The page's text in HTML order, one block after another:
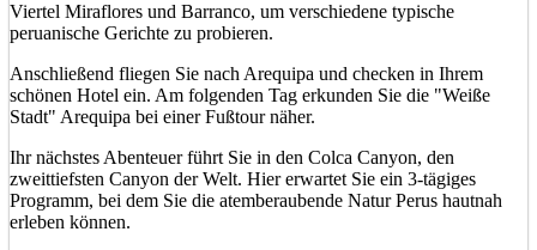
Viertel Miraflores und Barranco, um verschiedene typische
peruanische Gerichte zu probieren.
Anschließend fliegen Sie nach Arequipa und checken in Ihrem
schönen Hotel ein. Am folgenden Tag erkunden Sie die "Weiße
Stadt" Arequipa bei einer Fußtour näher.
Ihr nächstes Abenteuer führt Sie in den Colca Canyon, den
zweittiefsten Canyon der Welt. Hier erwartet Sie ein 3-tägiges
Programm, bei dem Sie die atemberaubende Natur Perus hautnah
erleben können.